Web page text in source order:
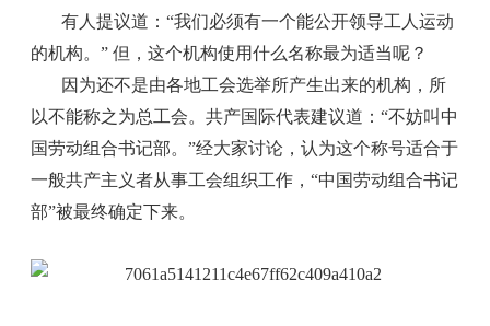
有人提议道：“我们必须有一个能公开领导工人运动
的机构。” 但，这个机构使用什么名称最为适当呢？
因为还不是由各地工会选举所产生出来的机构，所
以不能称之为总工会。共产国际代表建议道：“不妨叫中
国劳动组合书记部。”经大家讨论，认为这个称号适合于
一般共产主义者从事工会组织工作，“中国劳动组合书记
部”被最终确定下来。